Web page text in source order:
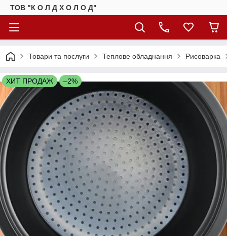
ТОВ "К О Л Д Х О Л О Д"
Товари та послуги Теплове обладнання Рисоварка
ХИТ ПРОДАЖ –2%